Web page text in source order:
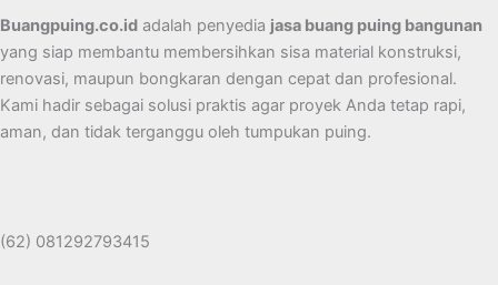
Buangpuing.co.id adalah penyedia jasa buang puing bangunan
yang siap membantu membersihkan sisa material konstruksi,
renovasi, maupun bongkaran dengan cepat dan profesional.
Kami hadir sebagai solusi praktis agar proyek Anda tetap rapi,
aman, dan tidak terganggu oleh tumpukan puing.
(62) 081292793415